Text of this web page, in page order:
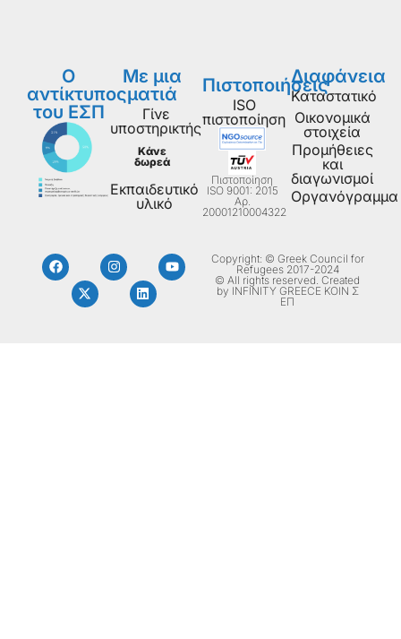
Ο
αντίκτυπος
του ΕΣΠ
Με μια
ματιά
Γίνε
υποστηρικτής
Κάνε
δωρεά
Εκπαιδευτικό
υλικό
Πιστοποιήσεις
ISO
πιστοποίηση
Πιστοποίηση
ISO 9001: 2015
Aρ.
20001210004322
Διαφάνεια
Καταστατικό
Οικονομικά
στοιχεία
Προμήθειες
και
διαγωνισμοί
Οργανόγραμμα
Copyright: © Greek Council for
Refugees 2017-2024
© All rights reserved. Created
by INFINITY GREECE ΚΟΙΝ Σ
ΕΠ